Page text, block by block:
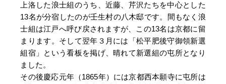
上洛した浪士組のうち、近藤、芹沢たちを中心とした
13名が分宿したのが壬生村の八木邸です。間もなく浪
士組は江戸へ呼び戻されますが、この13名は京都に留
まります。そして翌年３月には「松平肥後守御領新選
組宿」という看板を掲げ、晴れて新選組の屯所となり
ました。
その後慶応元年（1865年）には京都西本願寺に屯所は